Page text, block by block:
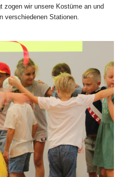
zogen wir unsere Kostüme an und
verschiedenen Stationen.